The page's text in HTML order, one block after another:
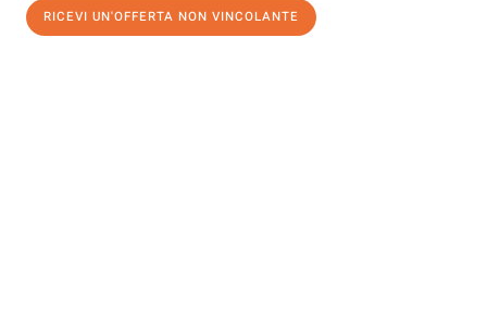
RICEVI UN'OFFERTA NON VINCOLANTE